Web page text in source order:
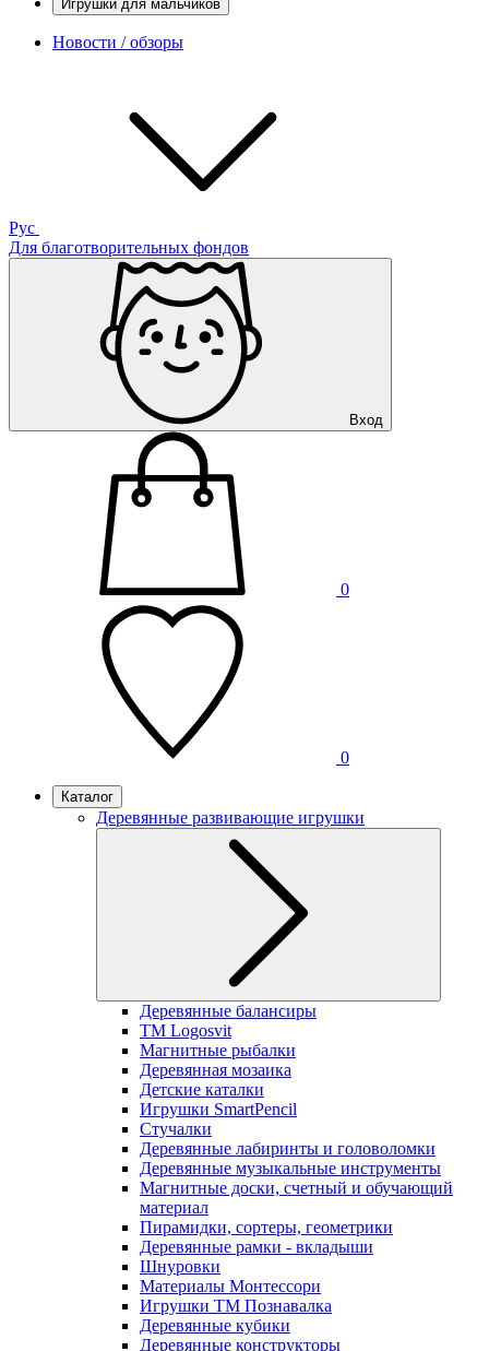
Игрушки для мальчиков
Новости / обзоры
Рус
Для благотворительных фондов
Вход
0
0
Каталог
Деревянные развивающие игрушки
Деревянные балансиры
TM Logosvit
Магнитные рыбалки
Деревянная мозаика
Детские каталки
Игрушки SmartPencil
Стучалки
Деревянные лабиринты и головоломки
Деревянные музыкальные инструменты
Магнитные доски, счетный и обучающий
материал
Пирамидки, сортеры, геометрики
Деревянные рамки - вкладыши
Шнуровки
Материалы Монтессори
Игрушки ТМ Познавалка
Деревянные кубики
Деревянные конструкторы